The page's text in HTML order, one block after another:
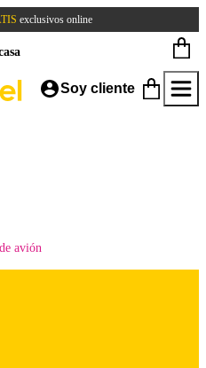
exclusivos online
Soy cliente
avión